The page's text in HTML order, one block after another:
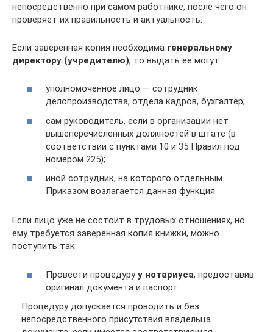
непосредственно при самом работнике, после чего он
проверяет их правильность и актуальность.
Если заверенная копия необходима генеральному
директору (учредителю), то выдать ее могут:
уполномоченное лицо — сотрудник
делопроизводства, отдела кадров, бухгалтер;
сам руководитель, если в организации нет
вышеперечисленных должностей в штате (в
соответствии с пунктами 10 и 35 Правил под
номером 225);
иной сотрудник, на которого отдельным
Приказом возлагается данная функция.
Если лицо уже не состоит в трудовых отношениях, но
ему требуется заверенная копия книжки, можно
поступить так:
Провести процедуруу нотариуса, предоставив
оригинал документа и паспорт.
Процедуру допускается проводить и без
непосредственного присутствия владельца